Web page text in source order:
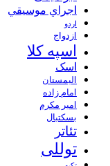
اجراي موسيقي
اردو
ازدواج
اسپه کلا
اسک
الیمستان
امام زاده
امیر مکرم
بسکتبال
تئاتر
توللی